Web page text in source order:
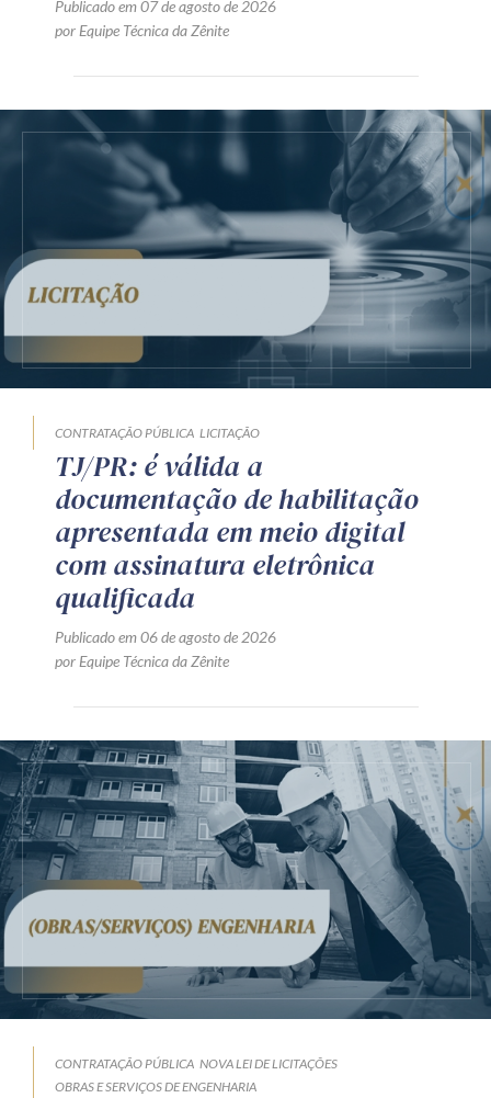
Publicado em 07 de agosto de 2026
por Equipe Técnica da Zênite
CONTRATAÇÃO PÚBLICA LICITAÇÃO
TJ/PR: é válida a
documentação de habilitação
apresentada em meio digital
com assinatura eletrônica
qualificada
Publicado em 06 de agosto de 2026
por Equipe Técnica da Zênite
CONTRATAÇÃO PÚBLICA NOVA LEI DE LICITAÇÕES
OBRAS E SERVIÇOS DE ENGENHARIA